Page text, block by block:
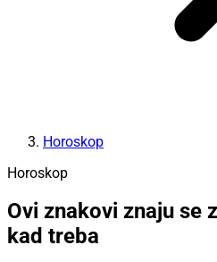
Horoskop
Horoskop
Ovi znakovi znaju se
kad treba